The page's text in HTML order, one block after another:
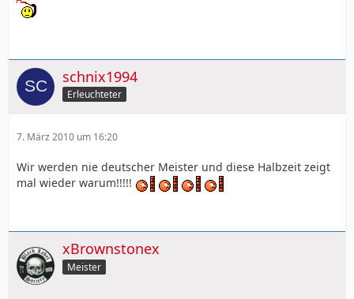
schnix1994
Erleuchteter
7. März 2010 um 16:20
Wir werden nie deutscher Meister und diese Halbzeit zeigt
mal wieder warum!!!!!
xBrownstonex
Meister